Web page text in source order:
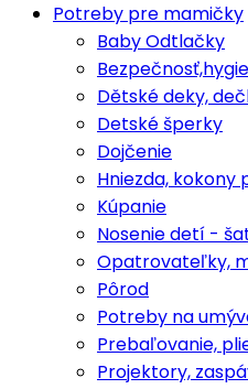
Potreby pre mamičky
Baby Odtlačky
Dětské deky,
Detské šperky
Dojčenie
Hniezda,
Kúpanie
Nosenie detí -
Opatrovateľky,
Pôrod
Potreby na
Prebaľovanie,
Projektory,